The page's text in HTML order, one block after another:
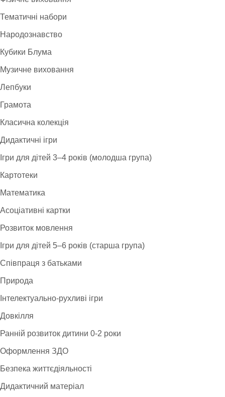
Тематичні набори
Народознавство
Кубики Блума
Музичне виховання
Лепбуки
Грамота
Класична колекція
Дидактичні ігри
Ігри для дітей 3–4 років (молодша група)
Картотеки
Математика
Асоціативні картки
Розвиток мовлення
Ігри для дітей 5–6 років (старша група)
Співпраця з батьками
Природа
Інтелектуально-рухливі ігри
Довкілля
Ранній розвиток дитини 0-2 роки
Оформлення ЗДО
Безпека життєдіяльності
Дидактичний матеріал